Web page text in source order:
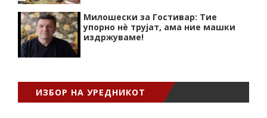
Милошески за Гостивар: Тие
упорно нѐ трујат, ама ние машки
издржуваме!
ИЗБОР НА УРЕДНИКОТ